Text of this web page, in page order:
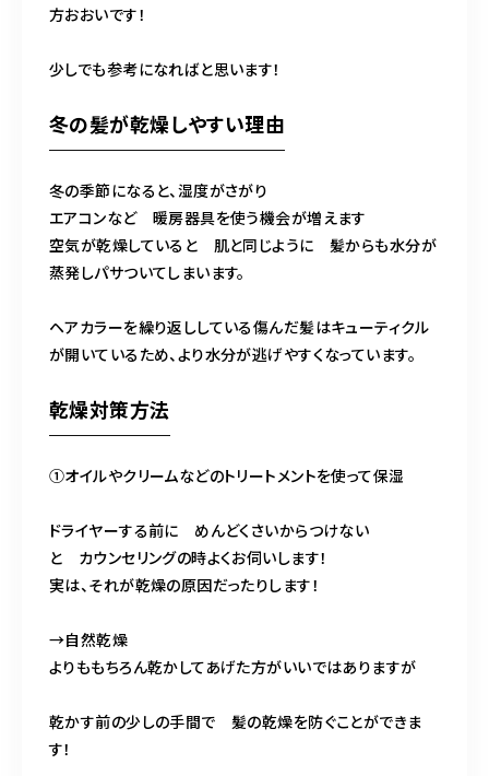
方おおいです！
少しでも参考になればと思います！
冬の髪が乾燥しやすい理由
冬の季節になると、湿度がさがり
エアコンなど 暖房器具を使う機会が増えます
空気が乾燥していると 肌と同じように 髪からも水分が
蒸発しパサついてしまいます。
ヘアカラーを繰り返ししている傷んだ髪はキューティクル
が開いているため、より水分が逃げやすくなっています。
乾燥対策方法
①オイルやクリームなどのトリートメントを使って保湿
ドライヤーする前に めんどくさいからつけない
と カウンセリングの時よくお伺いします！
実は、それが乾燥の原因だったりします！
→自然乾燥
よりももちろん乾かしてあげた方がいいではありますが
乾かす前の少しの手間で 髪の乾燥を防ぐことができま
す！